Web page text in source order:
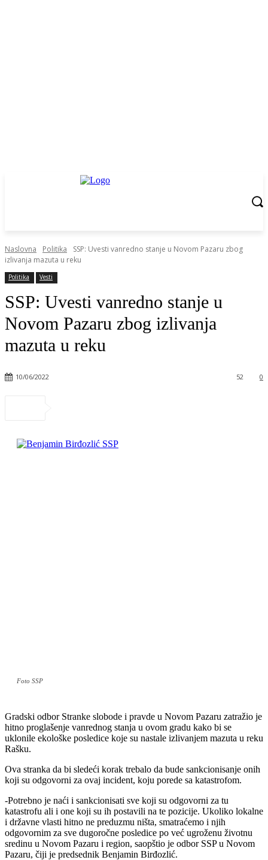
Naslovna Politika
SSP: Uvesti vanredno stanje u Novom Pazaru zbog
izlivanja mazuta u reku
Politika Vesti
SSP: Uvesti vanredno stanje u
Novom Pazaru zbog izlivanja
mazuta u reku
10/06/2022 0
52
Foto SSP
Gradski odbor Stranke slobode i pravde u Novom Pazaru zatražio je
hitno proglašenje vanrednog stanja u ovom gradu kako bi se
uklonile ekološke posledice koje su nastale izlivanjem mazuta u reku
Rašku.
Ova stranka da bi sledeći korak trebalo da bude sankcionisanje onih
koji su odgovorni za ovaj incident, koju porede sa katastrofom.
-Potrebno je naći i sankcionisati sve koji su odgovorni za tu
katastrofu ali i one koji su ih postavili na te pozicije. Ukoliko lokalne
i državne vlasti hitno ne preduzmu ništa, smatraćemo i njih
odgovornim za sve dugoročne posledice po već ugroženu životnu
sredinu u Novom Pazaru i region, saopštio je odbor SSP u Novom
Pazaru, čiji je predsednik Benjamin Birđozlić.